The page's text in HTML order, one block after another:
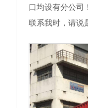
口均设有分公司
联系我时，请说